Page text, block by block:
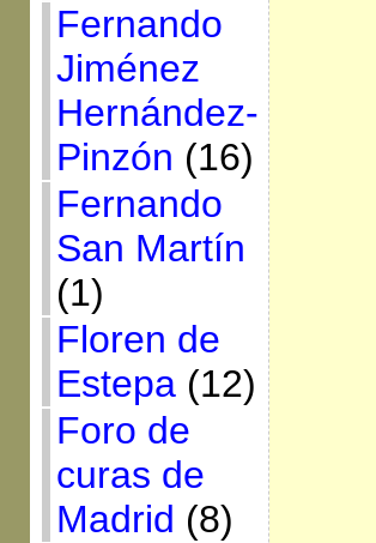
Fernando
Jiménez
Hernández-
Pinzón (16)
Fernando
San Martín
(1)
Floren de
Estepa(12)
Foro de
curas de
Madrid (8)